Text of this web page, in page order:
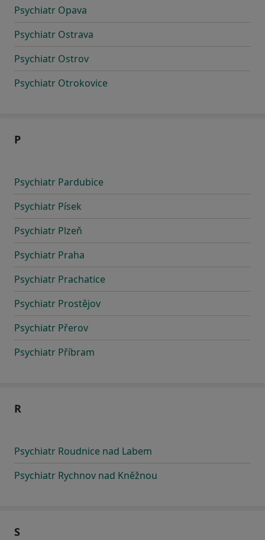
Psychiatr Opava
Psychiatr Ostrava
Psychiatr Ostrov
Psychiatr Otrokovice
P
Psychiatr Pardubice
Psychiatr Písek
Psychiatr Plzeň
Psychiatr Praha
Psychiatr Prachatice
Psychiatr Prostějov
Psychiatr Přerov
Psychiatr Příbram
R
Psychiatr Roudnice nad Labem
Psychiatr Rychnov nad Kněžnou
S